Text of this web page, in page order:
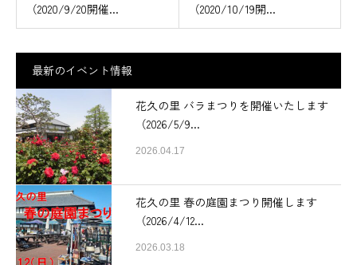
（2020/9/20開催...
（2020/10/19開...
最新のイベント情報
花久の里 バラまつりを開催いたします
（2026/5/9...
2026.04.17
花久の里 春の庭園まつり開催します
（2026/4/12...
2026.03.18